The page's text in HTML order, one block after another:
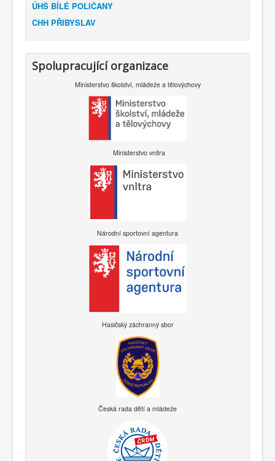
ÚHŠ BÍLÉ POLIČANY
CHH PŘIBYSLAV
Spolupracující organizace
Ministerstvo školství, mládeže a tělovýchovy
Ministerstvo vnitra
Národní sportovní agentura
Hasičský záchranný sbor
Česká rada dětí a mládeže